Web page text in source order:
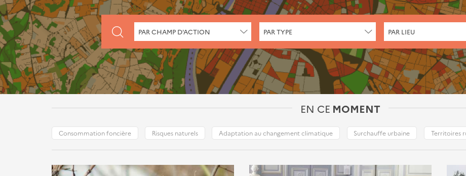
PAR
PAR CHAMP D'ACTION
PAR
PAR TYPE
PAR
PAR LIEU
EN CE MOMENT
Consommation foncière Risques naturels Adaptation au changement climatique Surchauffe urbaine Territoires